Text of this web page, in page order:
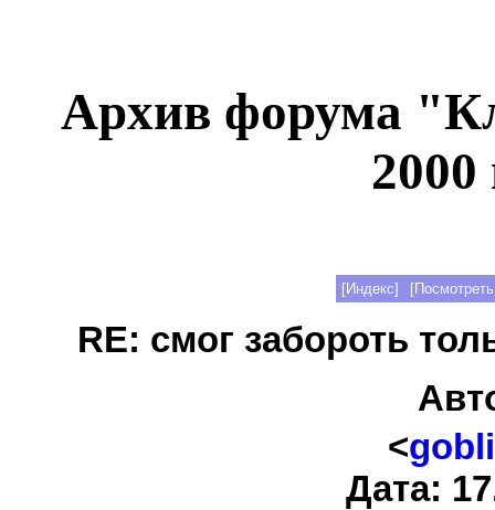
Архив форума
2000
[Индекс]
RE: смог забороть
<
Дата: